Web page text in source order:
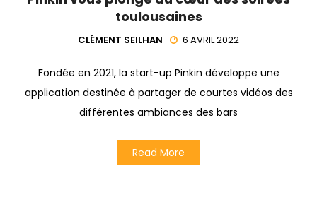
toulousaines
CLÉMENT SEILHAN 6 AVRIL 2022
Fondée en 2021, la start-up Pinkin développe une
application destinée à partager de courtes vidéos des
différentes ambiances des bars
Read More